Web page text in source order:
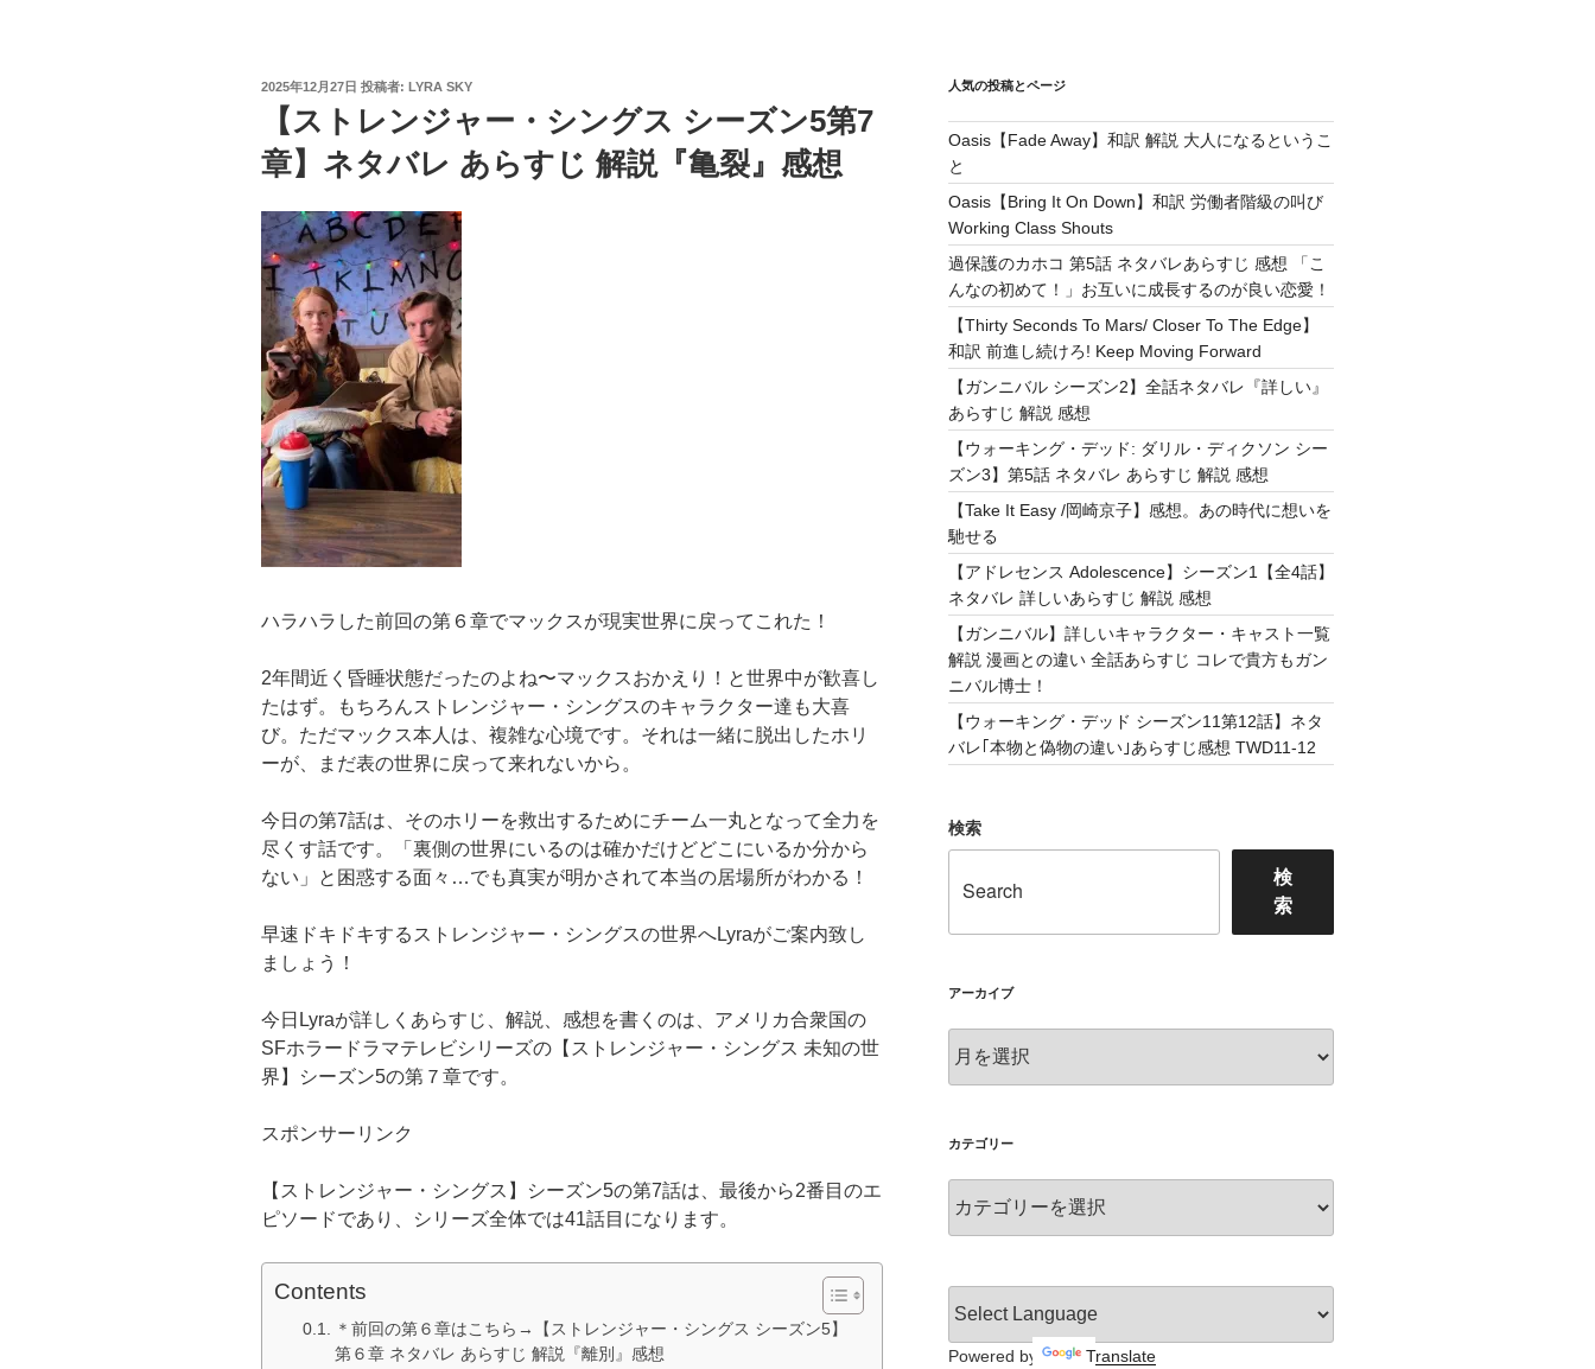
投
2025年12月27日 投稿者: LYRA SKY
【ストレンジャー・シングス シーズン5第7
章】ネタバレ あらすじ 解説『亀裂』感想
ハラハラした前回の第６章でマックスが現実世界に戻ってこれた！
2年間近く昏睡状態だったのよね〜マックスおかえり！と世界中が歓喜し
たはず。もちろんストレンジャー・シングスのキャラクター達も大喜
び。ただマックス本人は、複雑な心境です。それは一緒に脱出したホリ
ーが、まだ表の世界に戻って来れないから。
今日の第7話は、そのホリーを救出するためにチーム一丸となって全力を
尽くす話です。「裏側の世界にいるのは確かだけどどこにいるか分から
ない」と困惑する面々…でも真実が明かされて本当の居場所がわかる！
早速ドキドキするストレンジャー・シングスの世界へLyraがご案内致し
ましょう！
今日Lyraが詳しくあらすじ、解説、感想を書くのは、アメリカ合衆国の
SFホラードラマテレビシリーズの【ストレンジャー・シングス 未知の世
界】シーズン5の第７章です。
スポンサーリンク
【ストレンジャー・シングス】シーズン5の第7話は、最後から2番目のエ
ピソードであり、シリーズ全体では41話目になります。
Contents
＊前回の第６章はこちら→【ストレンジャー・シングス シーズン5】
第６章 ネタバレ あらすじ 解説『離別』感想
人気の投稿とページ
Oasis【Fade Away】和訳 解説 大人になるというこ
と
Oasis【Bring It On Down】和訳 労働者階級の叫び
Working Class Shouts
過保護のカホコ 第5話 ネタバレあらすじ 感想 「こ
んなの初めて！」お互いに成長するのが良い恋愛！
【Thirty Seconds To Mars/ Closer To The Edge】
和訳 前進し続けろ! Keep Moving Forward
【ガンニバル シーズン2】全話ネタバレ『詳しい』
あらすじ 解説 感想
【ウォーキング・デッド: ダリル・ディクソン シー
ズン3】第5話 ネタバレ あらすじ 解説 感想
【Take It Easy /岡崎京子】感想。あの時代に想いを
馳せる
【アドレセンス Adolescence】シーズン1【全4話】
ネタバレ 詳しいあらすじ 解説 感想
【ガンニバル】詳しいキャラクター・キャスト一覧
解説 漫画との違い 全話あらすじ コレで貴方もガン
ニバル博士！
【ウォーキング・デッド シーズン11第12話】ネタ
バレ｢本物と偽物の違い｣あらすじ感想 TWD11-12
検索
検
索
アーカイブ
ー
ブ
カテゴリー
テ
Powered by Translate